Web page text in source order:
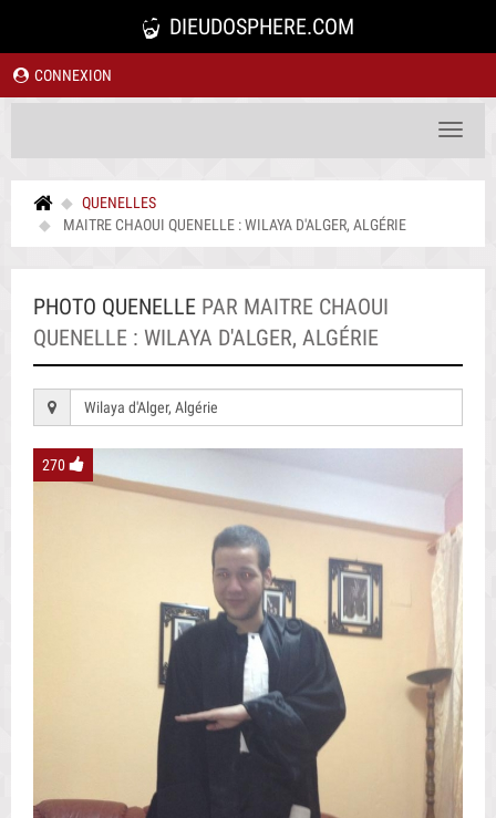
DIEUDOSPHERE.COM
CONNEXION
Toggle
QUENELLES
MAITRE CHAOUI QUENELLE : WILAYA D'ALGER, ALGÉRIE
PHOTO QUENELLE PAR MAITRE CHAOUI
QUENELLE : WILAYA D'ALGER, ALGÉRIE
Wilaya d'Alger, Algérie
270